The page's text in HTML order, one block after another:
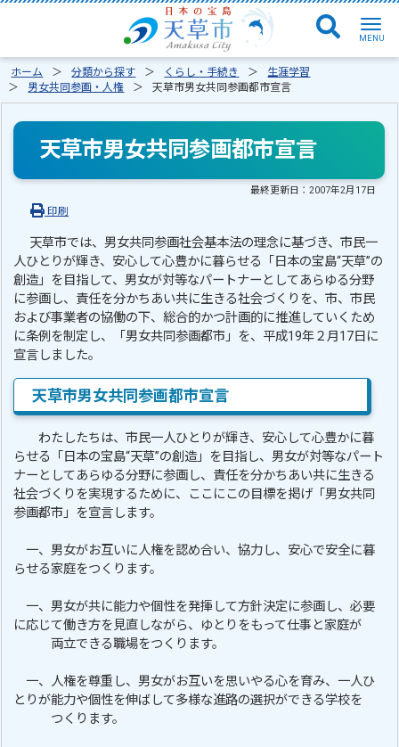
ホーム 分類から探す くらし・手続き
生涯学習
男女共同参画・人権
天草市男女共同参画都市宣言
天草市男女共同参画都市宣言
最終更新日：2007年2月17日
印刷
天草市では、男女共同参画社会基本法の理念に基づき、市民一
人ひとりが輝き、安心して心豊かに暮らせる「日本の宝島“天草”の
創造」を目指して、男女が対等なパートナーとしてあらゆる分野
に参画し、責任を分かちあい共に生きる社会づくりを、市、市民
および事業者の協働の下、総合的かつ計画的に推進していくため
に条例を制定し、「男女共同参画都市」を、平成19年２月17日に
宣言しました。
天草市男女共同参画都市宣言
わたしたちは、市民一人ひとりが輝き、安心して心豊かに暮
らせる「日本の宝島“天草”の創造」を目指し、男女が対等なパート
ナーとしてあらゆる分野に参画し、責任を分かちあい共に生きる
社会づくりを実現するために、ここにこの目標を掲げ「男女共同
参画都市」を宣言します。
一、男女がお互いに人権を認め合い、協力し、安心で安全に暮
らせる家庭をつくります。
一、男女が共に能力や個性を発揮して方針決定に参画し、必要
に応じて働き方を見直しながら、ゆとりをもって仕事と家庭が
両立できる職場をつくります。
一、人権を尊重し、男女がお互いを思いやる心を育み、一人ひ
とりが能力や個性を伸ばして多様な進路の選択ができる学校を
つくります。